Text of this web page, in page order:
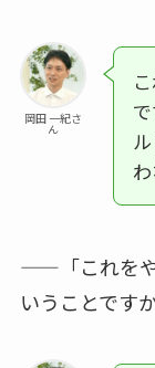
岡田 一紀さ
ん
——「これをや
いうことですか